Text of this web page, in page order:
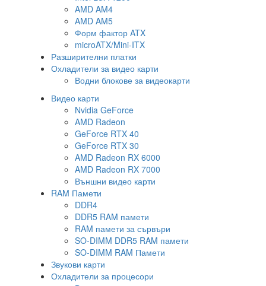
AMD AM4
AMD AM5
Форм фактор ATX
microATX/Mini-ITX
Разширителни платки
Охладители за видео карти
Водни блокове за видеокарти
Видео карти
Nvidia GeForce
AMD Radeon
GeForce RTX 40
GeForce RTX 30
AMD Radeon RX 6000
AMD Radeon RX 7000
Външни видео карти
RAM Памети
DDR4
DDR5 RAM памети
RAM памети за сървъри
SO-DIMM DDR5 RAM памети
SO-DIMM RAM Памети
Звукови карти
Охладители за процесори